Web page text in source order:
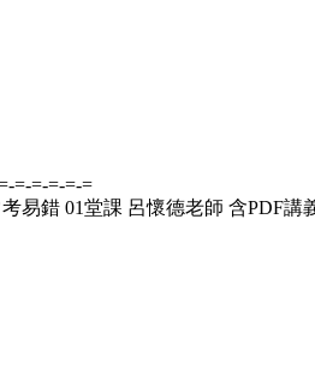
=-=-=-=-=
易錯 01堂課 呂懷德老師 含PDF講